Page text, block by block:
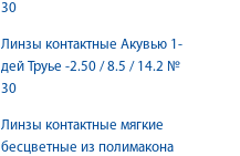
30
Линзы контактные Акувью 1-
дей Труье -2.50 / 8.5 / 14.2 №
30
Линзы контактные мягкие
бесцветные из полимакона